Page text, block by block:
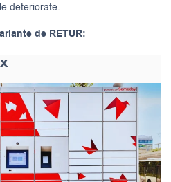
deteriorate.
de RETUR: